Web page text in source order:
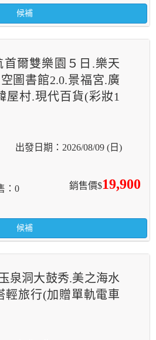
候補
首爾雙樂園５日.樂天
圖書館2.0.景福宮.廣
屋村.現代百貨(彩妝1
2026/08/09 (日)
銷售價$19,900
0
候補
泉洞大鼓秀.美之海水
輕旅行(加贈單軌電車